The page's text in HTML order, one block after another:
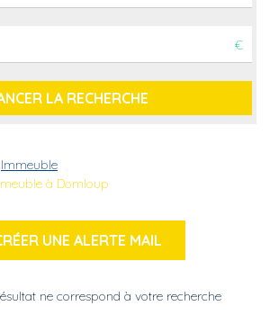
€
Immeuble
à Domloup
UNE ALERTE MAIL
ne correspond à votre recherche